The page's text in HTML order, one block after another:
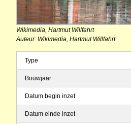
Wikimedia, Hartmut Willfahrt
Auteur: Wikimedia, Hartmut Willfahrt
Type
Bouwjaar
Datum begin inzet
Datum einde inzet